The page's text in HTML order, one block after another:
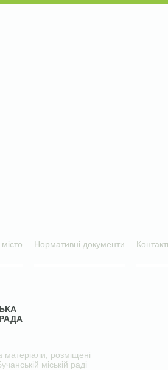
Нормативні документи
розміщені
міській раді